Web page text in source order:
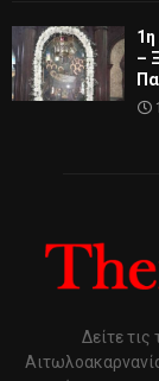
–
Δείτε